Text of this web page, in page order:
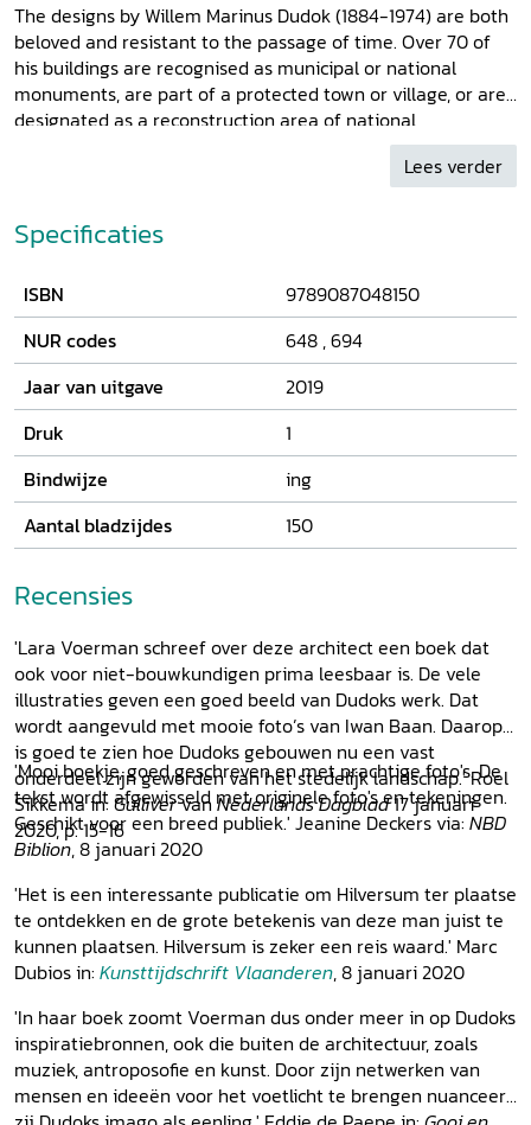
The designs by Willem Marinus Dudok (1884-1974) are both
beloved and resistant to the passage of time. Over 70 of
his buildings are recognised as municipal or national
monuments, are part of a protected town or village, or are
designated as a reconstruction area of national
importance. This book offers a chronological narrative of
Dudok's life and work. His image as a maverick genius is
networks of ideas and people. From the hierarchical
Engineering Corps, the development-oriented Hilversum
committees with colleagues from the upper echelons of
Dutch urban planning - they all influenced his thinking and
designs to a greater or lesser extent. Dudok's ideas about
the garden city of Hilversum and the wonders of his
architecture are spectacularly depicted in the photographs
by Iwan Baan.
Lees verder
Specificaties
ISBN
9789087048150
NUR codes
648 ,694
Jaar van uitgave
2019
Druk
1
Bindwijze
ing
Aantal bladzijdes
150
Recensies
'Lara Voerman schreef over deze architect een boek dat
ook voor niet-bouwkundigen prima leesbaar is. De vele
illustraties geven een goed beeld van Dudoks werk. Dat
wordt aangevuld met mooie foto’s van Iwan Baan. Daarop
is goed te zien hoe Dudoks gebouwen nu een vast
onderdeel zijn geworden van het stedelijk landschap.' Roel
Sikkema in:Gullivervan Nederlands Dagblad17 januari
2020, p. 15-16
'Mooi boekje, goed geschreven en met prachtige foto's. De
tekst wordt afgewisseld met originele foto's en tekeningen.
Geschikt voor een breed publiek.' Jeanine Deckers via: NBD
Biblion, 8 januari 2020
'Het is een interessante publicatie om Hilversum ter plaatse
te ontdekken en de grote betekenis van deze man juist te
kunnen plaatsen. Hilversum is zeker een reis waard.' Marc
Dubios in: Kunsttijdschrift Vlaanderen, 8 januari 2020
'In haar boek zoomt Voerman dus onder meer in op Dudoks
inspiratiebronnen, ook die buiten de architectuur, zoals
muziek, antroposofie en kunst. Door zijn netwerken van
mensen en ideeën voor het voetlicht te brengen nuanceert